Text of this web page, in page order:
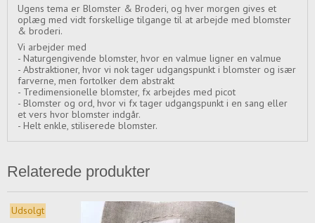
Ugens tema er Blomster & Broderi, og hver morgen gives et
oplæg med vidt forskellige tilgange til at arbejde med blomster
& broderi.
Vi arbejder med
- Naturgengivende blomster, hvor en valmue ligner en valmue
- Abstraktioner, hvor vi nok tager udgangspunkt i blomster og især
farverne, men fortolker dem abstrakt
- Tredimensionelle blomster, fx arbejdes med picot
- Blomster og ord, hvor vi fx tager udgangspunkt i en sang eller
et vers hvor blomster indgår.
- Helt enkle, stiliserede blomster.
Relaterede produkter
Udsolgt